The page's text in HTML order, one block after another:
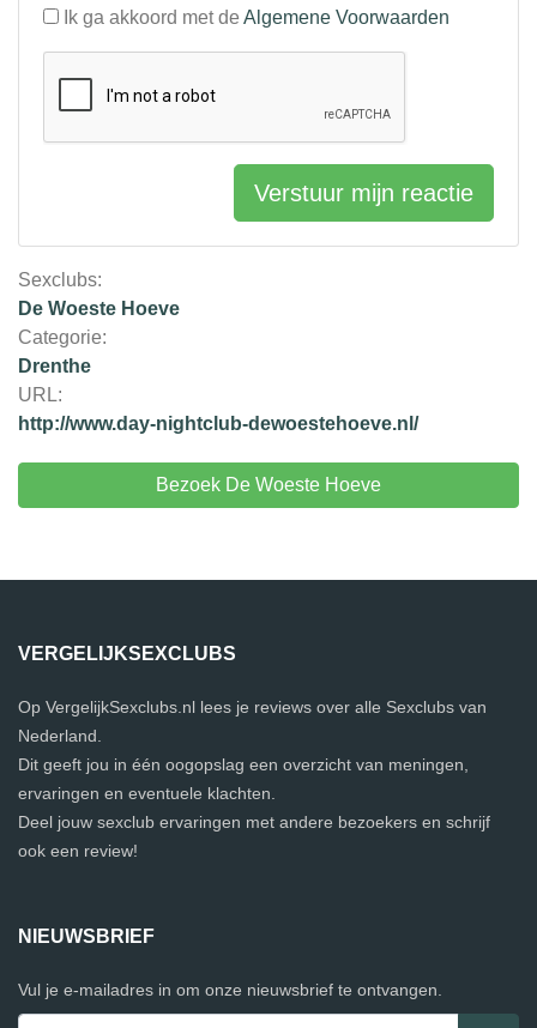
Sexclubs:
De Woeste Hoeve
Categorie:
Drenthe
URL:
http://www.day-nightclub-dewoestehoeve.nl/
Bezoek De Woeste Hoeve
Ik ga akkoord met de Algemene Voorwaarden
Verstuur mijn reactie
VERGELIJKSEXCLUBS
Op VergelijkSexclubs.nl lees je reviews over alle Sexclubs van
Nederland.
Dit geeft jou in één oogopslag een overzicht van meningen,
ervaringen en eventuele klachten.
Deel jouw sexclub ervaringen met andere bezoekers en schrijf
ook een review!
NIEUWSBRIEF
Vul je e-mailadres in om onze nieuwsbrief te ontvangen.